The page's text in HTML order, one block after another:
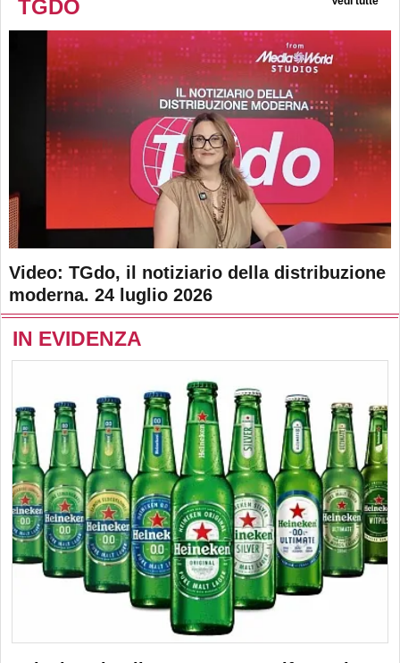
TGDO
Video: TGdo, il notiziario della distribuzione
moderna. 24 luglio 2026
IN EVIDENZA